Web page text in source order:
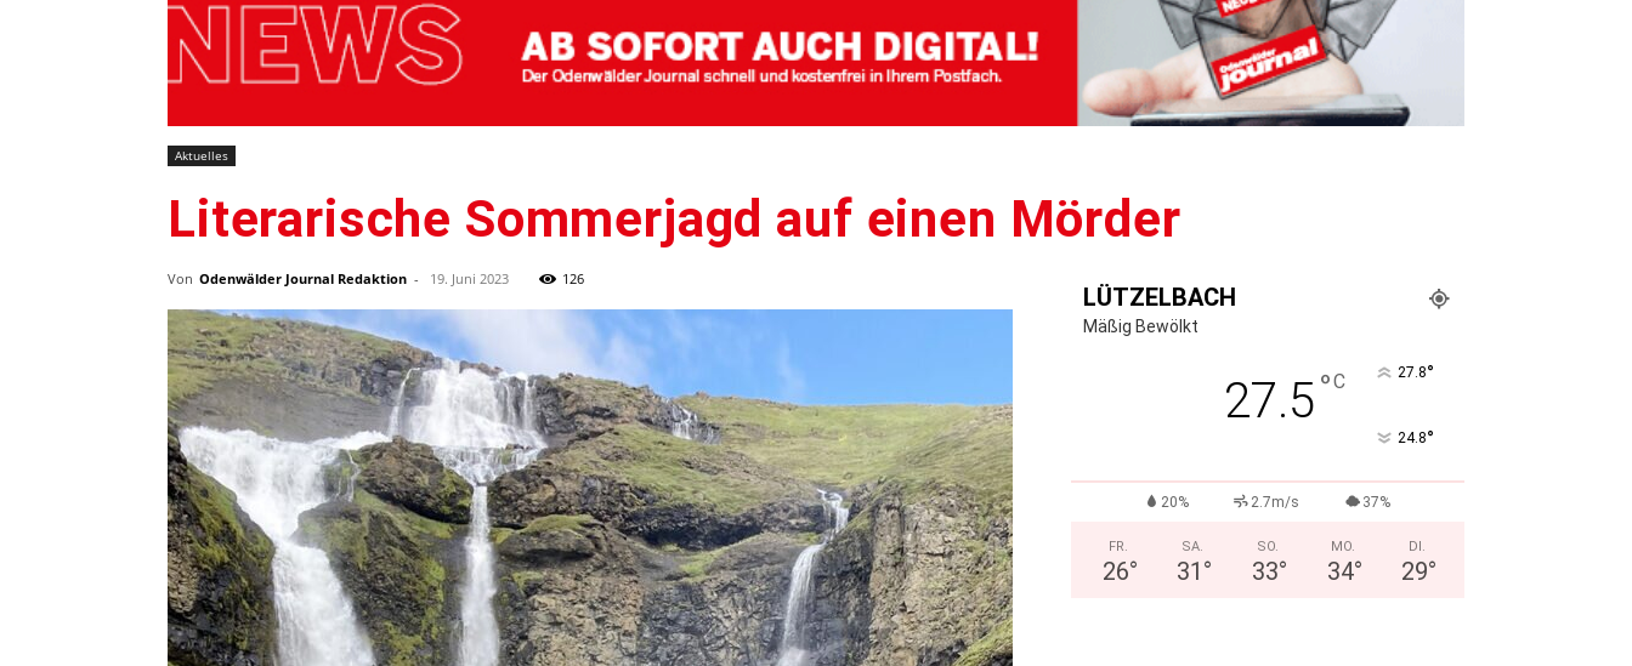
Aktuelles
Literarische Sommerjagd auf einen Mörder
Von Odenwälder Journal Redaktion - 19. Juni 2023 126
LÜTZELBACH
Mäßig Bewölkt
27.5°C 27.8°
24.8°
20% 2.7m/s 37%
FR.
26°
SA.
31 °
SO.
33°
MO.
34°
DI.
29°